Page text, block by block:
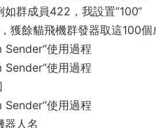
群成員422，我設置”100“
獲餘貓飛機群發器取這100個
Sender“使用過程
Sender“使用過程
Sender“使用過程
器人名